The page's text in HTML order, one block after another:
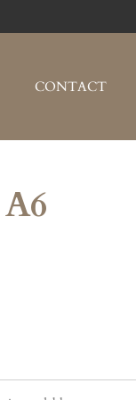
CONTACT